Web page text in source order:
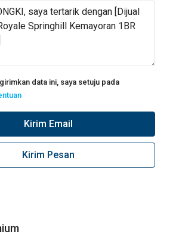
data ini, saya setuju pada
Kirim Email
Kirim Pesan